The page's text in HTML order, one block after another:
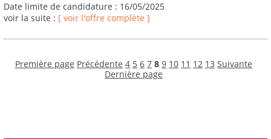
Date limite de candidature : 16/05/2025
voir la suite : [ voir l'offre complète ]
Première page Précédente 4 5 6 7 8 9 10 11 12 13 Suivante
Dernière page